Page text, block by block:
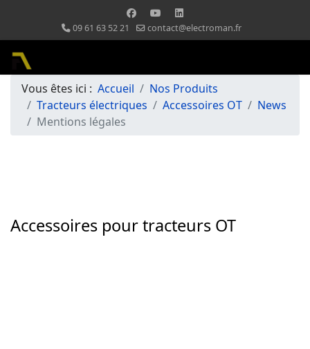
09 61 63 52 21 contact@electroman.fr
Vous êtes ici : Accueil
Nos Produits
Tracteurs électriques
Accessoires OT
News
Mentions légales
Accessoires pour tracteurs OT